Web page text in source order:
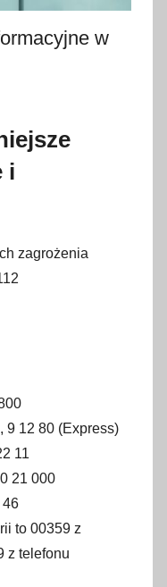
w
i
zagrożenia
9 12 80 (Express)
11
21 000
46
to 00359 z
z telefonu